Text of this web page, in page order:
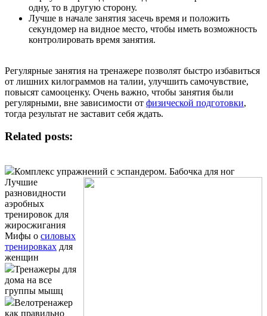
одну, то в другую сторону.
Лучше в начале занятия засечь время и положить
секундомер на видное место, чтобы иметь возможность
контролировать время занятия.
Регулярные занятия на тренажере позволят быстро избавиться
от лишних килограммов на талии, улучшить самочувствие,
повысят самооценку. Очень важно, чтобы занятия были
регулярными, вне зависимости от физической подготовки,
тогда результат не заставит себя ждать.
Related posts:
Комплекс упражнений с эспандером. Бабочка для ног
Лучшие
разновидности
аэробных
тренировок для
жиросжигания
Мифы о силовых
тренировках для
женщин
Тренажеры для
дома на все
группы мышц
Велотренажер
как правильно